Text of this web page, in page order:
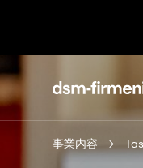
事業内容